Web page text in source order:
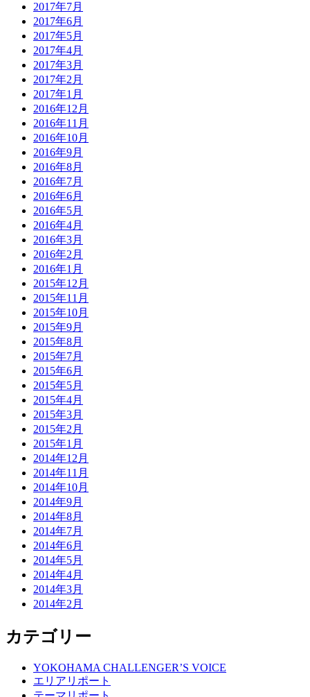
2017年7月
2017年6月
2017年5月
2017年4月
2017年3月
2017年2月
2017年1月
2016年12月
2016年11月
2016年10月
2016年9月
2016年8月
2016年7月
2016年6月
2016年5月
2016年4月
2016年3月
2016年2月
2016年1月
2015年12月
2015年11月
2015年10月
2015年9月
2015年8月
2015年7月
2015年6月
2015年5月
2015年4月
2015年3月
2015年2月
2015年1月
2014年12月
2014年11月
2014年10月
2014年9月
2014年8月
2014年7月
2014年6月
2014年5月
2014年4月
2014年3月
2014年2月
カテゴリー
YOKOHAMA CHALLENGER’S VOICE
エリアリポート